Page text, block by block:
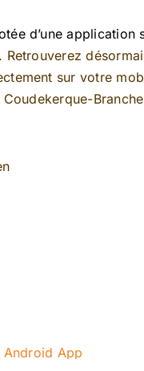
d’une application
sur votre